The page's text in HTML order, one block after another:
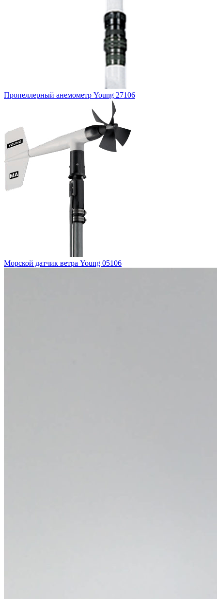
Пропеллерный анемометр Young 27106
Морской датчик ветра Young 05106